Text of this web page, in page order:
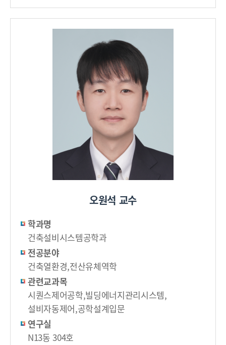
오원석 교수
학과명
건축설비시스템공학과
전공분야
건축열환경,전산유체역학
관련교과목
시퀀스제어공학,빌딩에너지관리시스템,
설비자동제어,공학설계입문
연구실
N13동 304호